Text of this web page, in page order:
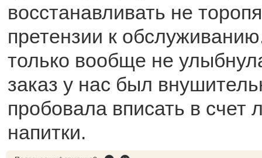
восстанавливать не
претензии к
только вообще не
заказ у нас был
пробовала вписать в
напитки.